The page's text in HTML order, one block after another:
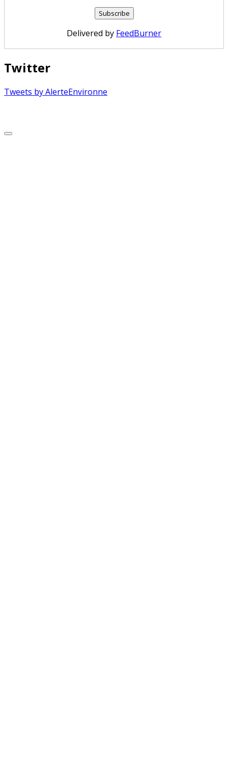
Delivered by FeedBurner
Twitter
Tweets by AlerteEnvironne
Scroll